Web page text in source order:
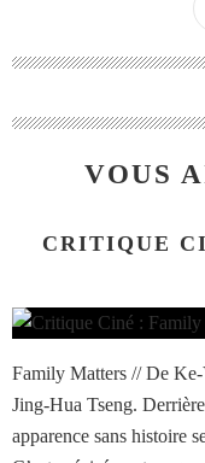
VOUS
CRITIQUE
Family Matters // De
Jing-Hua Tseng.
apparence sans histoire